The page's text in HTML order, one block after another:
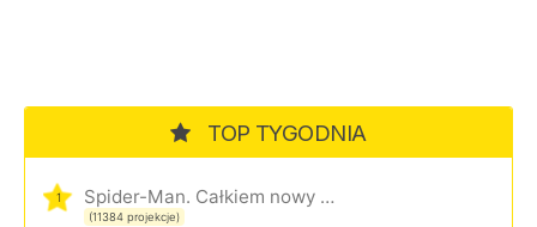
TOP TYGODNIA
1 Spider-Man. Całkiem nowy dzień
(11384 projekcje)